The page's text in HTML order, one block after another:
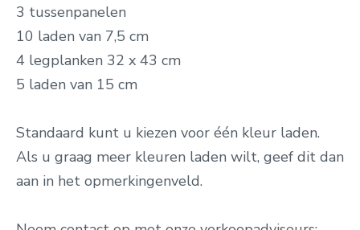
3 tussenpanelen
10 laden van 7,5 cm
4 legplanken 32 x 43 cm
5 laden van 15 cm
Standaard kunt u kiezen voor één kleur laden.
Als u graag meer kleuren laden wilt, geef dit dan
aan in het opmerkingenveld.